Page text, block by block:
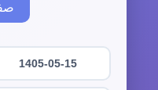
1405-05-15